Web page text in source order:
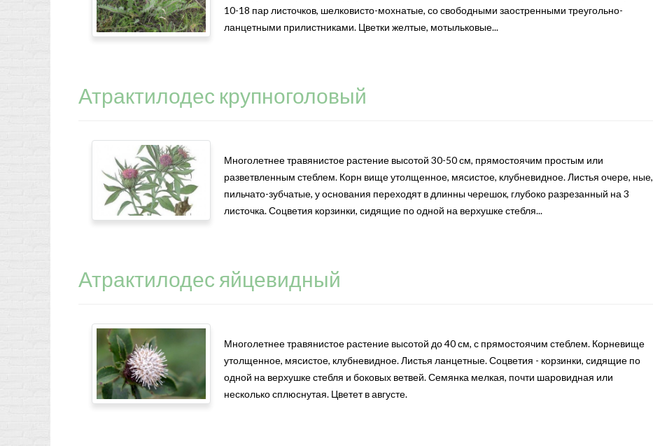
10-18 пар листочков, шелковисто-мохнатые, со свободными заостренными треугольно-
ланцетными прилистниками. Цветки желтые, мотыльковые...
Атрактилодес крупноголовый
Многолетнее травянистое растение высотой 30-50 см, прямостоячим простым или
разветвленным стеблем. Корн вище утолщенное, мясистое, клубневидное. Листья очере, ные,
пильчато-зубчатые, у основания переходят в длинны черешок, глубоко разрезанный на 3
листочка. Соцветия корзинки, сидящие по одной на верхушке стебля...
Атрактилодес яйцевидный
Многолетнее травянистое растение высотой до 40 см, с прямостоячим стеблем. Корневище
утолщенное, мясистое, клубневидное. Листья ланцетные. Соцветия - корзинки, сидящие по
одной на верхушке стебля и боковых ветвей. Семянка мелкая, почти шаровидная или
несколько сплюснутая. Цветет в августе.